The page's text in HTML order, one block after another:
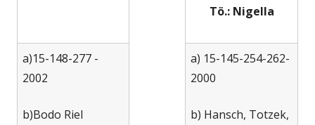
Tö.: Nigella
a)15-148-277 -
2002
b)Bodo Riel
a) 15-145-254-262-
2000
b) Hansch, Totzek,